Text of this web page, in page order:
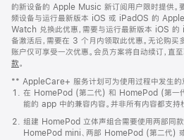
页
脚
的新设备的 Apple Music 新订阅用户限时提供。
频设备与运行最新版本 iOS 或 iPadOS 的
Watch 兑换此优惠，需要与运行最新版本 iOS 的
备激活后，需要在 3 个月内领取此优惠。无论购
账户仅可享受一次优惠。会员方案将自动续订，直
款。
窗
口
中
打
开)
** AppleCare+ 服务计划可为使用过程中发生的
在 HomePod (第二代) 和 HomePod (第一代
能的 app 中的兼容内容。并非所有内容都支持
组建 HomePod 立体声组合需要使用两部同
HomePod mini、两部 HomePod (第二代)